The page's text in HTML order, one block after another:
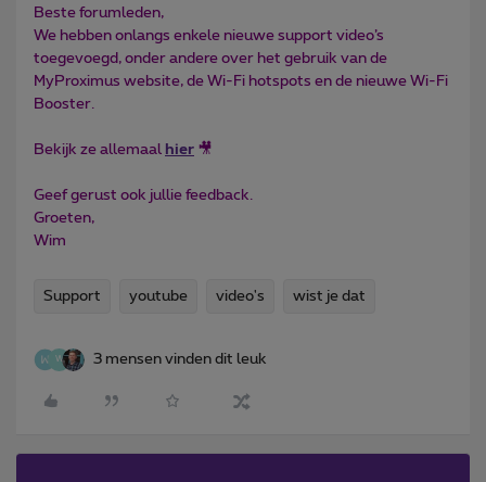
Beste forumleden,
We hebben onlangs enkele nieuwe support video’s
toegevoegd, onder andere over het gebruik van de
MyProximus website, de Wi-Fi hotspots en de nieuwe Wi-Fi
Booster.
Bekijk ze allemaal hier 🎥
Geef gerust ook jullie feedback.
Groeten,
Wim
Support youtube video's wist je dat
W 3 mensen vinden dit leuk